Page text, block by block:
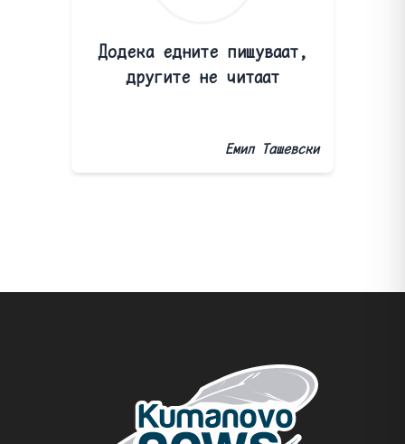
Додека едните пишуваат,
другите не читаат
Емил Ташевски